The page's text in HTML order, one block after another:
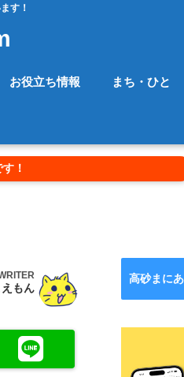
す！
お役立ち情報 まち・ひと
！
もん
高砂まに